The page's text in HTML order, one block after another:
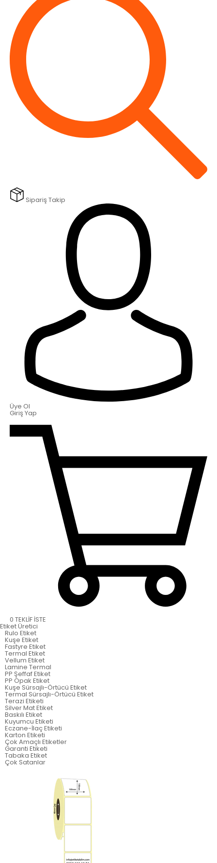
Sipariş Takip
Üye Ol
Giriş Yap
0 TEKLİF İSTE
EtiketÜretici
Rulo Etiket
Kuşe Etiket
Fastyre Etiket
Termal Etiket
Vellum Etiket
Lamine Termal
PP Şeffaf Etiket
PP Opak Etiket
Kuşe Sürsajlı-Örtücü Etiket
Termal Sürsajlı-Örtücü Etiket
Terazi Etiketi
Silver Mat Etiket
Baskılı Etiket
Kuyumcu Etiketi
Eczane-İlaç Etiketi
Karton Etiketi
Çok Amaçlı Etiketler
Garanti Etiketi
Tabaka Etiket
Çok Satanlar